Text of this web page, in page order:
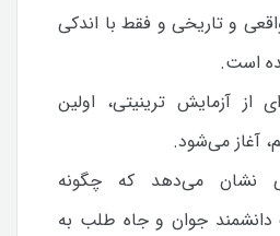
و تاریخی و فقط با اندکی
است.
از آزمایش ترینیتی، اولین
آغاز می‌شود.
نشان می‌دهد که چگونه
دانشمند جوان و جاه طلب به